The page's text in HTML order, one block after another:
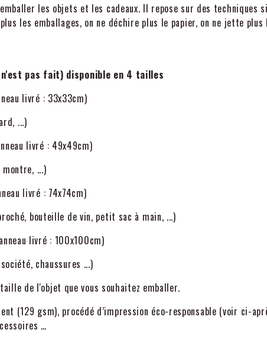
les objets et les cadeaux. Il repose sur des techniques
les emballages, on ne déchire plus le papier, on ne jette
pas fait) disponible en 4 tailles
livré : 33x33cm)
...)
livré : 49x49cm)
...)
livré : 74x74cm)
bouteille de vin, petit sac à main, ...)
livré : 100x100cm)
chaussures ...)
de l'objet que vous souhaitez emballer.
(129 gsm), procédé d’impression éco-responsable (voir ci-
…